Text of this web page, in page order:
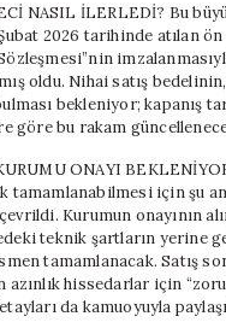
NASIL İLERLEDİ? Bu
2026 tarihinde atılan
oldu. Nihai satış
bekleniyor; kapanış
göre bu rakam
ONAYI
tamamlanabilmesi için şu
Kurumun onayının
teknik şartların yerine
tamamlanacak. Satış
azınlık hissedarlar için
da kamuoyuyla